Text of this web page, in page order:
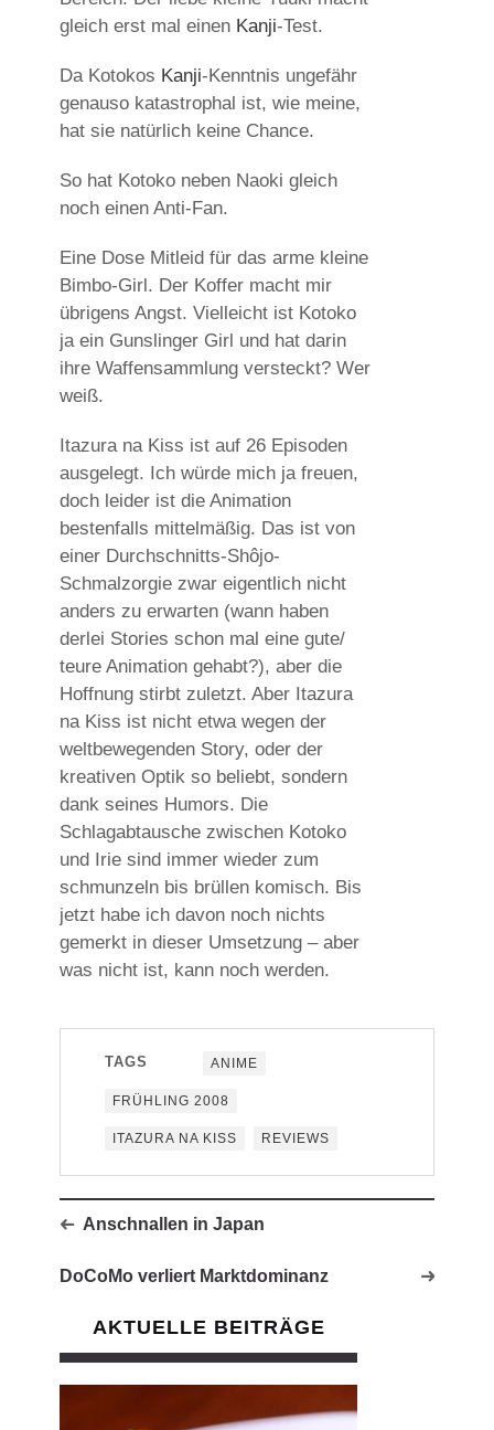
gleich erst mal einen Kanji-Test.
Da Kotokos Kanji-Kenntnis ungefähr
genauso katastrophal ist, wie meine,
hat sie natürlich keine Chance.
So hat Kotoko neben Naoki gleich
noch einen Anti-Fan.
Eine Dose Mitleid für das arme kleine
Bimbo-Girl. Der Koffer macht mir
übrigens Angst. Vielleicht ist Kotoko
ja ein Gunslinger Girl und hat darin
ihre Waffensammlung versteckt? Wer
weiß.
Itazura na Kiss ist auf 26 Episoden
ausgelegt. Ich würde mich ja freuen,
doch leider ist die Animation
bestenfalls mittelmäßig. Das ist von
einer Durchschnitts-Shôjo-
Schmalzorgie zwar eigentlich nicht
anders zu erwarten (wann haben
derlei Stories schon mal eine gute/
teure Animation gehabt?), aber die
Hoffnung stirbt zuletzt. Aber Itazura
na Kiss ist nicht etwa wegen der
weltbewegenden Story, oder der
kreativen Optik so beliebt, sondern
dank seines Humors. Die
Schlagabtausche zwischen Kotoko
und Irie sind immer wieder zum
schmunzeln bis brüllen komisch. Bis
jetzt habe ich davon noch nichts
gemerkt in dieser Umsetzung – aber
was nicht ist, kann noch werden.
TAGS ANIME
FRÜHLING 2008
ITAZURA NA KISS REVIEWS
Anschnallen in Japan
DoCoMo verliert Marktdominanz
AKTUELLE BEITRÄGE